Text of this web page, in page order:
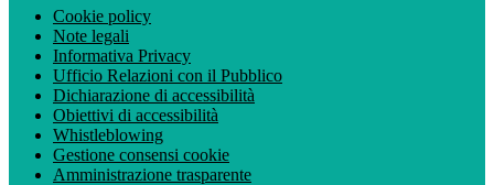
Cookie policy
Note legali
Informativa Privacy
Ufficio Relazioni con il Pubblico
Dichiarazione di accessibilità
Obiettivi di accessibilità
Whistleblowing
Gestione consensi cookie
Amministrazione trasparente